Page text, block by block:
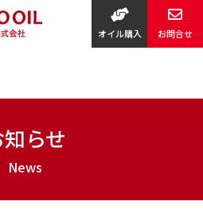
$bodyid in
public_html/wp/wp-
bodyid.php on line11
オイル購入 お問合せ
らせ